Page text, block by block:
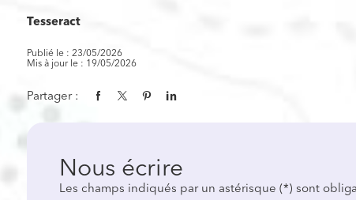
Tesseract
Publié le : 23/05/2026
Mis à jour le : 19/05/2026
Partager :
Nous écrire
Les champs indiqués par un astérisque (*) sont